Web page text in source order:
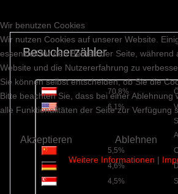
Besucherzähler
70,8%
6,1%
5,5%
4,6%
4,5%
Wir benutzen Cookies
Wir nutzen Cookies auf unserer Website.
essenziell für den Betrieb der Seite, während
Website und die Nutzererfahrung zu
Sie können selbst entscheiden, ob Sie die
Bitte beachten Sie, dass bei einer Ablehnung
alle Funktionalitäten der Seite zur Verfügung
Akzeptieren Ablehnen
Weitere Informationen |